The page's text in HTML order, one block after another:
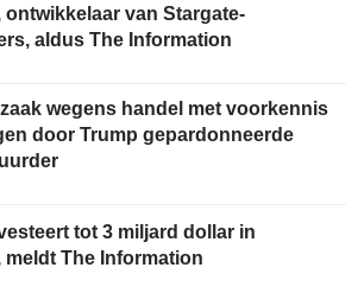
ontwikkelaar van Stargate-
aldus The Information
wegens handel met voorkennis
door Trump gepardonneerde
tot 3 miljard dollar in
meldt The Information